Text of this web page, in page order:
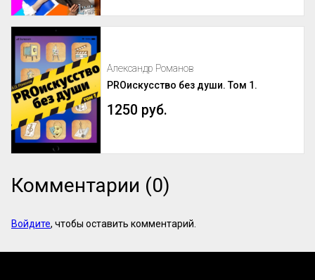
Александр Романов
PROискусство без души. Том 1.
1250 руб.
Комментарии (0)
Войдите, чтобы оставить комментарий.